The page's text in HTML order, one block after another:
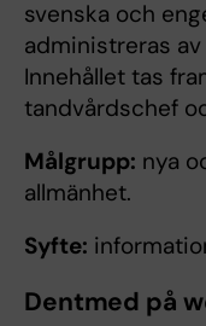
svenska och
administreras
Innehållet tas
tandvårdschef
Målgrupp: nya
allmänhet.
Syfte:
Dentmed på